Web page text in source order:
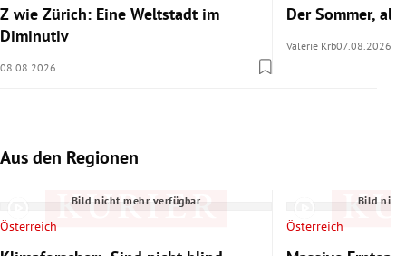
Z wie Zürich: Eine Weltstadt im
Diminutiv
08.08.2026
Der Sommer,
Valerie Krb07.08.2026
Aus den Regionen
Slide 1 von 7
Bild nicht mehr verfügbar
Österreich
Bild
Österreich